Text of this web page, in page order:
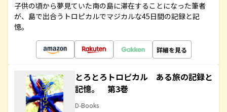
子供の頃から夢見ていた南の島に滞在することになった筆者
が、島で出合うトロピカルでマジカルな45日間の記録と記
憶。
詳細を見る
とろとろトロピカル ある旅の記録と
記憶。 第3巻
D-Books